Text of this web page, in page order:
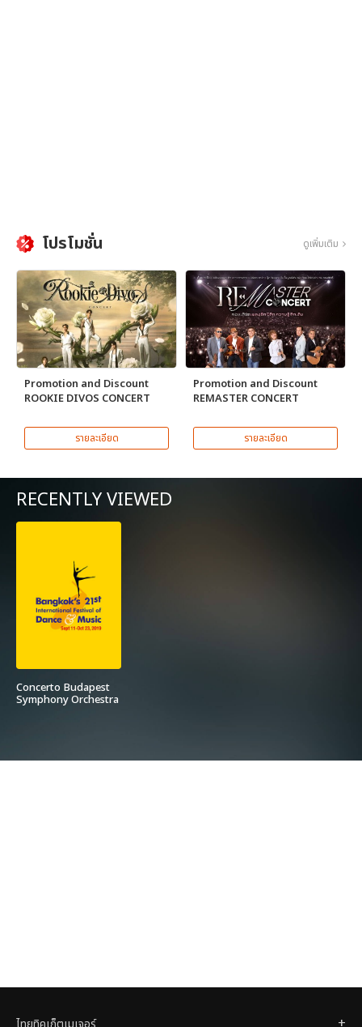
โปรโมชั่น ดูเพิ่มเติม
Promotion and Discount
ROOKIE DIVOS CONCERT
รายละเอียด
Promotion and Discount
REMASTER CONCERT
รายละเอียด
RECENTLY VIEWED
Concerto Budapest
Symphony Orchestra